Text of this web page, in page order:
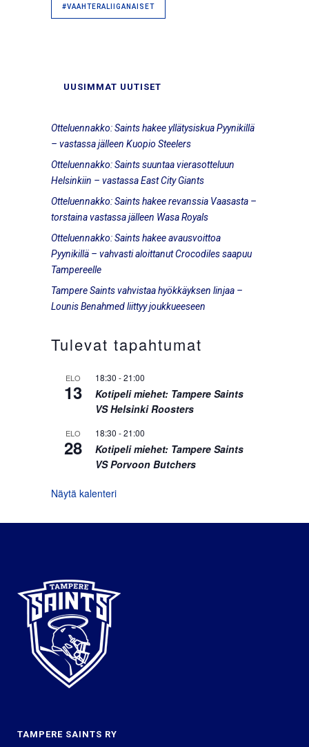
#VAAHTERALIIGANAISET
UUSIMMAT UUTISET
Otteluennakko: Saints hakee yllätysiskua Pyynikillä
– vastassa jälleen Kuopio Steelers
Otteluennakko: Saints suuntaa vierasotteluun
Helsinkiin – vastassa East City Giants
Otteluennakko: Saints hakee revanssia Vaasasta –
torstaina vastassa jälleen Wasa Royals
Otteluennakko: Saints hakee avausvoittoa
Pyynikillä – vahvasti aloittanut Crocodiles saapuu
Tampereelle
Tampere Saints vahvistaa hyökkäyksen linjaa –
Lounis Benahmed liittyy joukkueeseen
Tulevat tapahtumat
ELO
13
18:30 -21:00
Kotipeli miehet: Tampere Saints
VS Helsinki Roosters
ELO
28
18:30 -21:00
Kotipeli miehet: Tampere Saints
VS Porvoon Butchers
Näytä kalenteri
TAMPERE SAINTS RY